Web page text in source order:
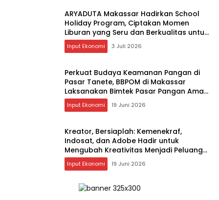
ARYADUTA Makassar Hadirkan School
Holiday Program, Ciptakan Momen
Liburan yang Seru dan Berkualitas untuk
Keluarga
Input Ekonomi 3 Juli 2026
Perkuat Budaya Keamanan Pangan di
Pasar Tanete, BBPOM di Makassar
Laksanakan Bimtek Pasar Pangan Aman
Berbasis Komunitas
Input Ekonomi 19 Juni 2026
Kreator, Bersiaplah: Kemenekraf,
Indosat, dan Adobe Hadir untuk
Mengubah Kreativitas Menjadi Peluang
Nyata
Input Ekonomi 19 Juni 2026